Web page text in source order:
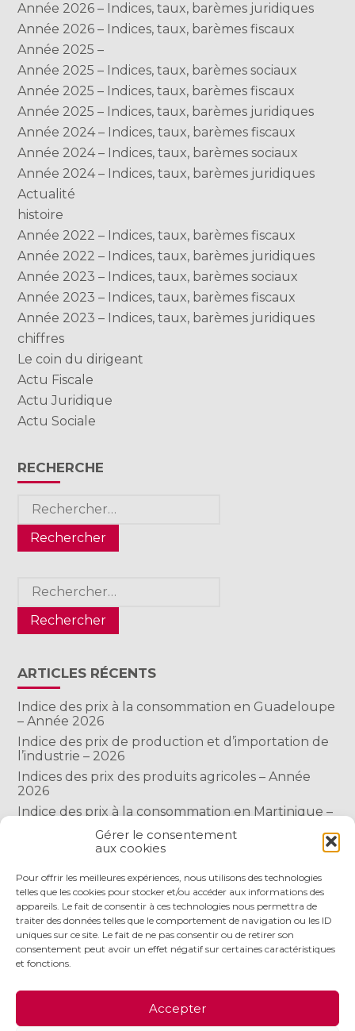
Gérer le consentement
aux cookies
Pour offrir les meilleures expériences, nous utilisons des technologies
telles que les cookies pour stocker et/ou accéder aux informations des
appareils. Le fait de consentir à ces technologies nous permettra de
traiter des données telles que le comportement de navigation ou les ID
uniques sur ce site. Le fait de ne pas consentir ou de retirer son
consentement peut avoir un effet négatif sur certaines caractéristiques
et fonctions.
Accepter
Année 2026 – Indices, taux, barèmes juridiques
Année 2026 – Indices, taux, barèmes fiscaux
Année 2025 –
Année 2025 – Indices, taux, barèmes sociaux
Année 2025 – Indices, taux, barèmes fiscaux
Année 2025 – Indices, taux, barèmes juridiques
Année 2024 – Indices, taux, barèmes fiscaux
Année 2024 – Indices, taux, barèmes sociaux
Année 2024 – Indices, taux, barèmes juridiques
Actualité
histoire
Année 2022 – Indices, taux, barèmes fiscaux
Année 2022 – Indices, taux, barèmes juridiques
Année 2023 – Indices, taux, barèmes sociaux
Année 2023 – Indices, taux, barèmes fiscaux
Année 2023 – Indices, taux, barèmes juridiques
chiffres
Le coin du dirigeant
Actu Fiscale
Actu Juridique
Actu Sociale
RECHERCHE
Rechercher :
Rechercher :
ARTICLES RÉCENTS
Indice des prix à la consommation en Guadeloupe
– Année 2026
Indice des prix de production et d’importation de
l’industrie – 2026
Indices des prix des produits agricoles – Année
2026
Indice des prix à la consommation en Martinique –
Indice des prix à la consommation à Mayotte –
COMMENTAIRES RÉCENTS
Footer
NOS SERVICES
ACTUALITÉS
RECRUTEMENT CONTACT